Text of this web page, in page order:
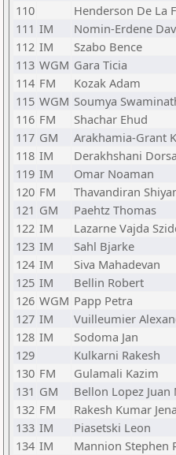
110
Henderson De La
111 IM Nomin-Erdene
112 IM Szabo Bence
113 WGM Gara Ticia
114 FM Kozak Adam
115 WGM Soumya
116 FM Shachar Ehud
117 GM Arakhamia-Grant
118 IM Derakhshani Dorsa
119 IM Omar Noaman
120 FM Thavandiran
121 GM Paehtz Thomas
122 IM Lazarne Vajda
123 IM Sahl Bjarke
124 IM Siva Mahadevan
125 IM Bellin Robert
126 WGM Papp Petra
127 IM Vuilleumier
128 IM Sodoma Jan
129
Kulkarni Rakesh
130 FM Gulamali Kazim
131 GM Bellon Lopez Juan
132 FM Rakesh Kumar Jena
133 IM Piasetski Leon
134 IM Mannion Stephen